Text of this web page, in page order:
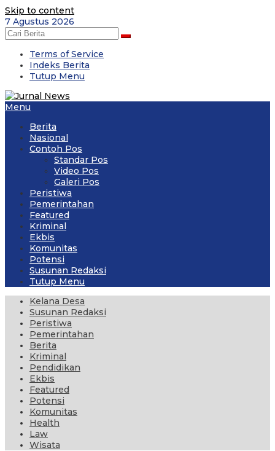
Skip to content
7 Agustus 2026
Terms of Service
Indeks Berita
Tutup Menu
Menu
Berita
Nasional
Contoh Pos
Standar Pos
Video Pos
Galeri Pos
Peristiwa
Pemerintahan
Featured
Kriminal
Ekbis
Komunitas
Potensi
Susunan Redaksi
Tutup Menu
Kelana Desa
Susunan Redaksi
Peristiwa
Pemerintahan
Berita
Kriminal
Pendidikan
Ekbis
Featured
Potensi
Komunitas
Health
Law
Wisata